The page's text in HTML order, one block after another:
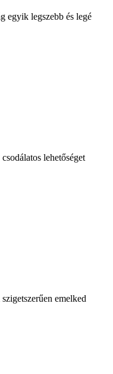
egyik legszebb és legé
lehetőséget
emelked